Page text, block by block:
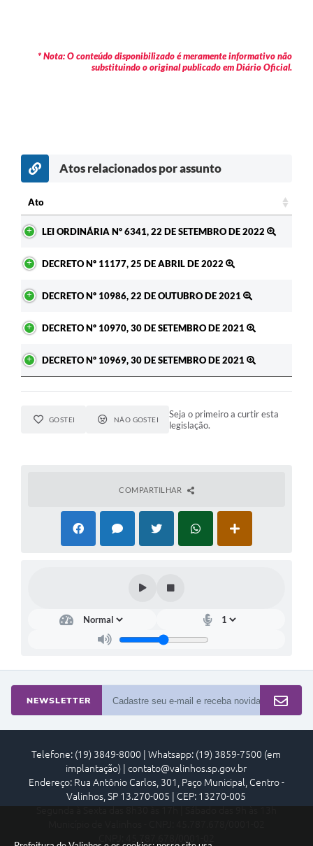
Links
Serviços Online
Telefones Úteis
A Prefeitura
Enquete
Jornal
Agenda
Contato
* Nota: O conteúdo disponibilizado é meramente informativo não
substituindo o original publicado em Diário Oficial.
Atos relacionados por assunto
Ato
LEI ORDINÁRIA Nº 6341, 22 DE SETEMBRO DE 2022
DECRETO Nº 11177, 25 DE ABRIL DE 2022
DECRETO Nº 10986, 22 DE OUTUBRO DE 2021
DECRETO Nº 10970, 30 DE SETEMBRO DE 2021
DECRETO Nº 10969, 30 DE SETEMBRO DE 2021
GOSTEI NÃO GOSTEI
Seja o primeiro a curtir esta
legislação.
COMPARTILHAR
NEWSLETTER
Telefone: (19) 3849-8000 | Whatsapp: (19) 3859-7500 (em
implantação) | contato@valinhos.sp.gov.br
Endereço: Rua Antônio Carlos, 301, Paço Municipal, Centro -
Valinhos, SP 13.270-005 | CEP: 13270-005